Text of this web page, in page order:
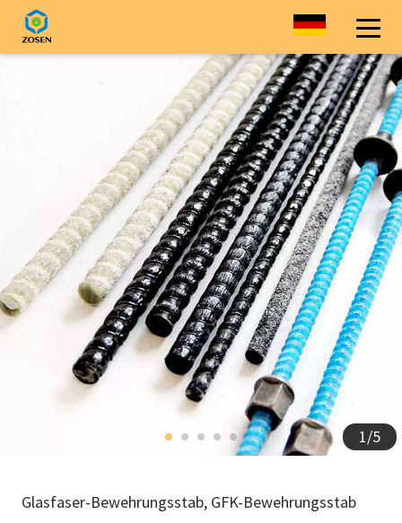
1/5
Glasfaser-Bewehrungsstab, GFK-Bewehrungsstab